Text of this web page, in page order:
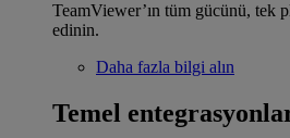
TeamViewer’ın tüm gücünü, tek
edinin.
Daha fazla bilgi alın
Temel